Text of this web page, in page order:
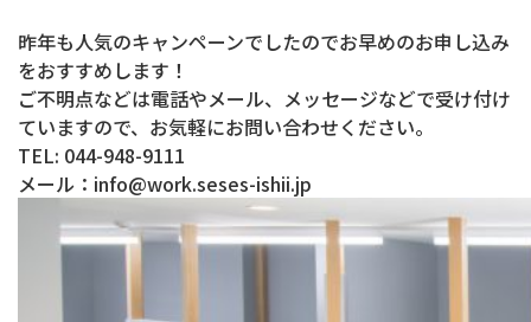
昨年も人気のキャンペーンでしたのでお早めのお申し込み
をおすすめします！
ご不明点などは電話やメール、メッセージなどで受け付け
ていますので、お気軽にお問い合わせください。
TEL: 044-948-9111
メール：info@work.seses-ishii.jp